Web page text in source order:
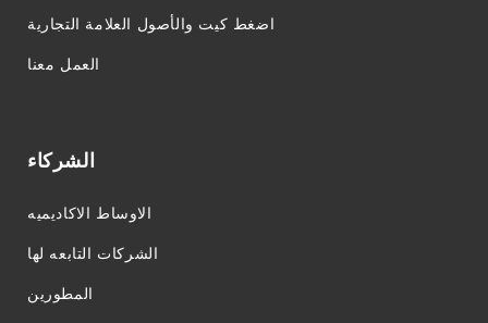
اضغط كيت والأصول العلامة التجارية
العمل معنا
الشركاء
الاوساط الاكاديميه
الشركات التابعه لها
المطورين